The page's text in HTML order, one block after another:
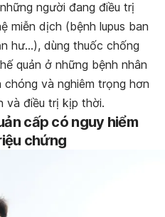
người đang điều trị
miễn dịch (bệnh lupus ban
hư…), dùng thuốc chống
quản ở những bệnh nhân
và nghiêm trọng hơn
và điều trị kịp thời.
cấp có nguy hiểm
chứng